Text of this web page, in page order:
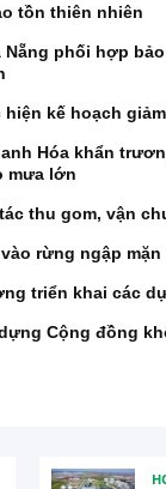
tồn thiên nhiên
Nẵng phối hợp
kế hoạch
Hóa khẩn
mưa lớn
thu gom, vận
rừng ngập
triển khai các
Cộng đồng